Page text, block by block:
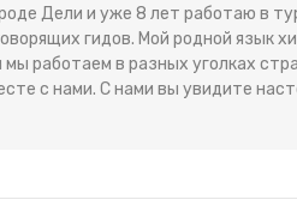
Дели и уже 8 лет работаю в
гидов. Мой родной язык
мы работаем в разных уголках
с нами. С нами вы увидите